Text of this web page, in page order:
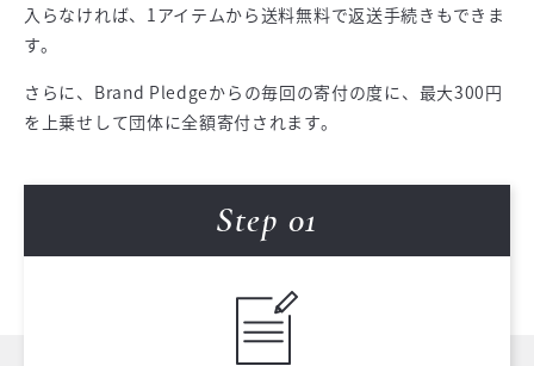
入らなければ、1アイテムから送料無料で返送手続きもできま
す。
さらに、Brand Pledgeからの毎回の寄付の度に、最大300円
を上乗せして団体に全額寄付されます。
Step 01